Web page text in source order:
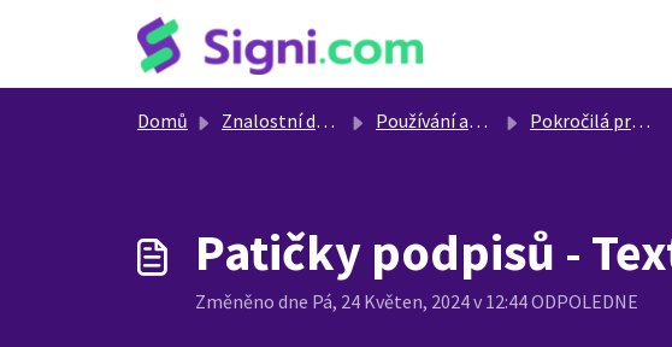
Přeskočit na hlavní obsah
Domů Znalostní databáze Používání aplikace z pohledu uživatele Pokročilá práce s dokumenty
Patičky podpisů -
Změněno dne Pá, 24 Květen, 2024 v 12:44 ODPOLEDNE